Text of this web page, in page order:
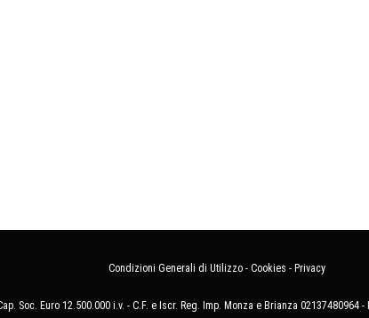
Condizioni Generali di Utilizzo - Cookies - Privacy
Soc. Euro 12.500.000 i.v. - C.F. e Iscr. Reg. Imp. Monza e Brianza 02137480964